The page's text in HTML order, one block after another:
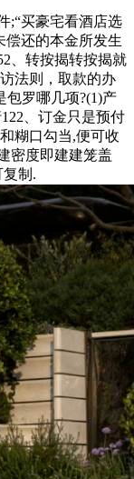
买豪宅看酒店选
偿还的本金所发生
、转按揭转按揭就
法则，取款的办
包罗哪几项?(1)产
、订金只是预付
糊口勾当,便可收
密度即建建笼盖
制.